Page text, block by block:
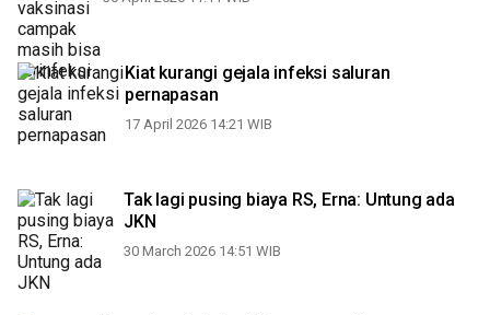
Kiat kurangi gejala infeksi saluran
pernapasan
17 April 2026 14:21 WIB
Tak lagi pusing biaya RS, Erna: Untung ada
JKN
30 March 2026 14:51 WIB